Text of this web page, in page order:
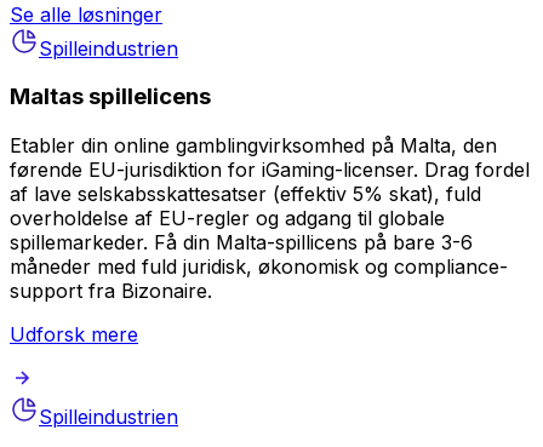
Se alle løsninger
Spilleindustrien
Maltas spillelicens
Etabler din online gamblingvirksomhed på Malta, den
førende EU-jurisdiktion for iGaming-licenser. Drag fordel
af lave selskabsskattesatser (effektiv 5% skat), fuld
overholdelse af EU-regler og adgang til globale
spillemarkeder. Få din Malta-spillicens på bare 3-6
måneder med fuld juridisk, økonomisk og compliance-
support fra Bizonaire.
Udforsk mere
Spilleindustrien